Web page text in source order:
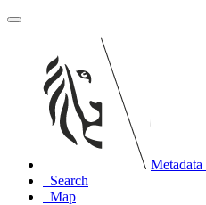
Search
Map